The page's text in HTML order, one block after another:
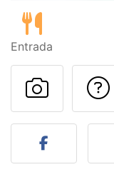
Entrada
Fez